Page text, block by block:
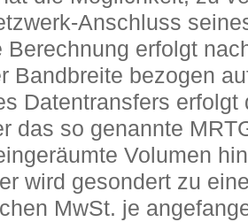
Anschluss
Berechnung erfolgt
Bandbreite bezogen
Datentransfers
das so genannte
Volumen
wird gesondert zu
MwSt. je